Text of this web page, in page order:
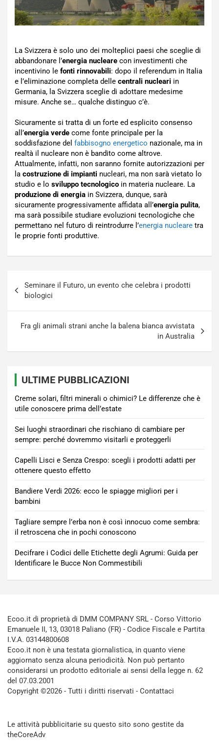
La Svizzera è solo uno dei molteplici paesi che sceglie di
abbandonare l’energia nucleare con investimenti che
incentivino le fonti rinnovabili: dopo il referendum in Italia
e l’eliminazione completa delle centrali nucleari in
Germania, la Svizzera sceglie di adottare medesime
misure. Anche se… qualche distinguo c’è.
Sicuramente si tratta di un forte ed esplicito consenso
all’energia verde come fonte principale per la
soddisfazione del fabbisogno energetico nazionale, ma in
realtà il nucleare non è bandito come altrove.
Attualmente, infatti, non saranno fornite autorizzazioni per
la costruzione di impianti nucleari, ma non sarà vietato lo
studio e lo sviluppo tecnologico in materia nucleare. La
produzione di energia in Svizzera, dunque, sarà
sicuramente progressivamente affidata all’energia pulita,
ma sarà possibile studiare evoluzioni tecnologiche che
permettano nel futuro di reintrodurre l’energia nucleare tra
le proprie fonti produttive.
articoli
Seminare il Futuro, un evento che celebra i prodotti
biologici
Fra gli animali strani anche la balena bianca avvistata
in Australia
ULTIME PUBBLICAZIONI
Creme solari, filtri minerali o chimici? Le differenze che è
utile conoscere prima dell’estate
Sei luoghi straordinari che rischiano di cambiare per
sempre: perché dovremmo visitarli e proteggerli
Capelli Lisci e Senza Crespo: scegli i prodotti adatti per
ottenere questo effetto
Bandiere Verdi 2026: ecco le spiagge migliori per i
bambini
Tagliare sempre l’erba non è così innocuo come sembra:
il retroscena che in pochi conoscono
Decifrare i Codici delle Etichette degli Agrumi: Guida per
Identificare le Bucce Non Commestibili
Ecoo.it di proprietà di DMM COMPANY SRL - Corso Vittorio
Emanuele II, 13, 03018 Paliano (FR) - Codice Fiscale e Partita
I.V.A. 03144800608
Ecoo.it non è una testata giornalistica, in quanto viene
aggiornato senza alcuna periodicità. Non può pertanto
considerarsi un prodotto editoriale ai sensi della legge n. 62
del 07.03.2001
Copyright ©2026 - Tutti i diritti riservati - Contattaci
Le attività pubblicitarie su questo sito sono gestite da
theCoreAdv